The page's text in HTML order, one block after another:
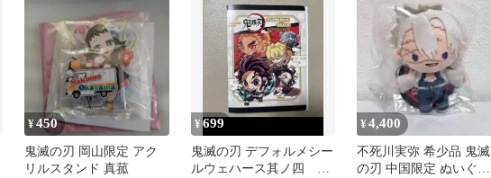
¥450
鬼滅の刃 岡山限定 アク
リルスタンド 真菰
¥699
鬼滅の刃 デフォルメシー
ルウェハース其ノ四 限
¥4,400
不死川実弥 希少品 鬼滅
の刃 中国限定 ぬいぐる